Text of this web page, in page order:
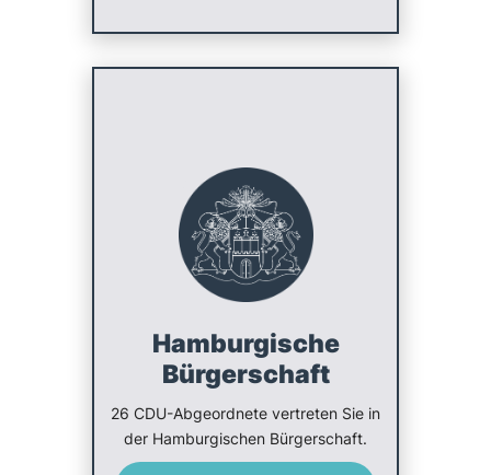
Hamburgische
Bürgerschaft
26 CDU-Abgeordnete vertreten Sie in
der Hamburgischen Bürgerschaft.